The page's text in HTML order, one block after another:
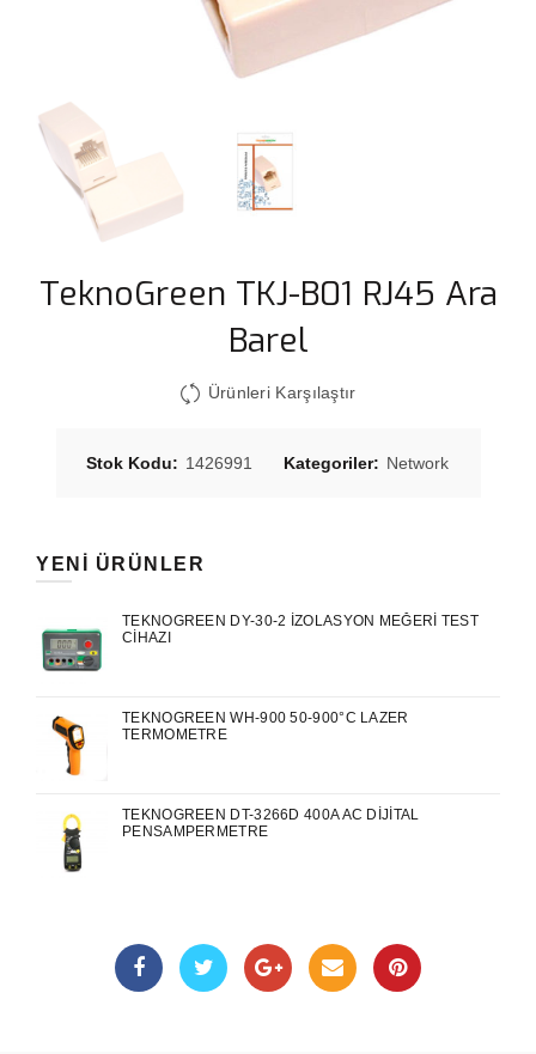
TeknoGreen TKJ-B01 RJ45 Ara
Barel
Ürünleri Karşılaştır
Stok Kodu: 1426991 Kategoriler: Network
YENI ÜRÜNLER
TEKNOGREEN DY-30-2 İZOLASYON MEĞERI TEST
CIHAZI
TEKNOGREEN WH-900 50-900°C LAZER
TERMOMETRE
TEKNOGREEN DT-3266D 400A AC DIJITAL
PENSAMPERMETRE